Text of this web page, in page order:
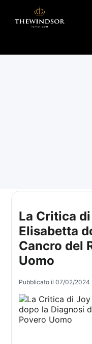
La Critica
Elisabetta
Cancro del
Uomo
Pubblicato il07/02/2024